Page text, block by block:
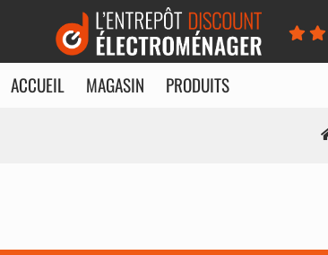
ACCUEIL MAGASIN PRODUITS
Panneau de gestion des cookies